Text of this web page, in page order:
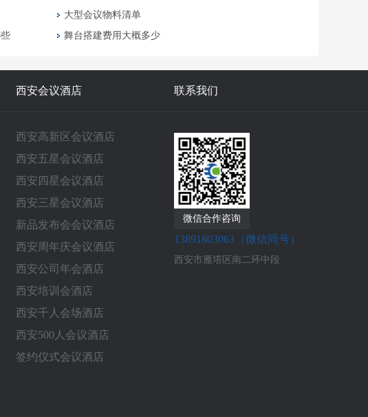
大型会议物料清单
舞台搭建费用大概多少
西安会议酒店 联系我们
西安高新区会议酒店
西安五星会议酒店
西安四星会议酒店
西安三星会议酒店
新品发布会会议酒店
西安周年庆会议酒店
西安公司年会酒店
西安培训会酒店
西安千人会场酒店
西安500人会议酒店
签约仪式会议酒店
微信合作咨询
13891803063（微信同号）
西安市雁塔区南二环中段